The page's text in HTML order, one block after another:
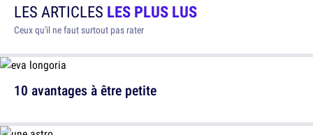
LES ARTICLES LES PLUS LUS
Ceux qu'il ne faut surtout pas rater
10 avantages à être petite